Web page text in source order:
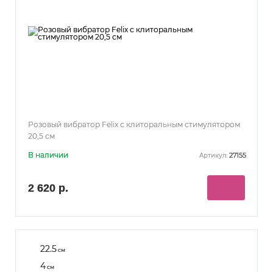
Розовый вибратор Felix с клиторальным стимулятором
20,5 см
В наличии Артикул: 27155
2 620 р.
22.5см
4см